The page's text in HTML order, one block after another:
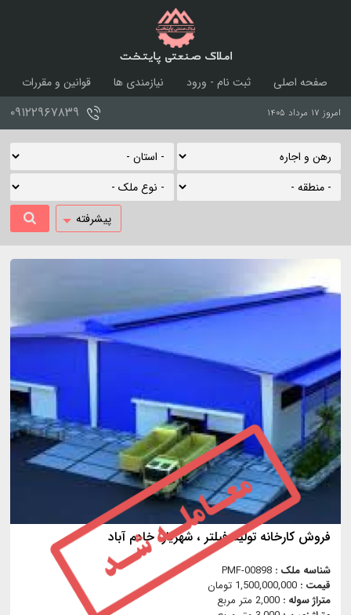
املاک صنعتی پایتخت
صفحه اصلی ثبت نام - ورود نیازمندی ها
قوانین و مقررات
امروز ۱۷ مرداد ۱۴۰۵ ۰۹۱۲۲۹۶۷۸۳۹
پیشرفته
فروش كارخانه توليد فيلتر ، شهريار، خادم آباد
شناسه ملک : PMF-00898
قیمت : 1,500,000,000 تومان
متراژ سوله : 2,000 متر مربع